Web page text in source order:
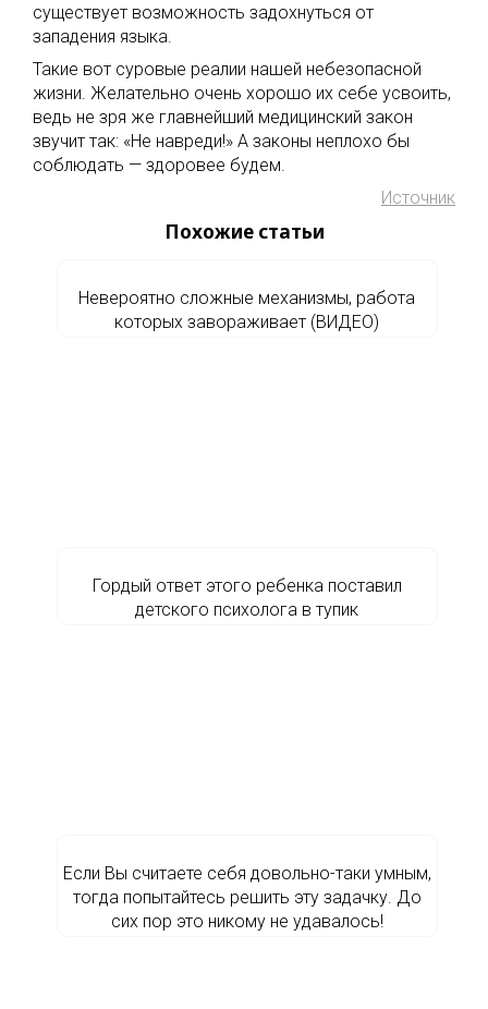
существует возможность задохнуться от
западения языка.
Такие вот суровые реалии нашей небезопасной
жизни. Желательно очень хорошо их себе усвоить,
ведь не зря же главнейший медицинский закон
звучит так: «Не навреди!» А законы неплохо бы
соблюдать — здоровее будем.
Источник
Похожие статьи
Невероятно сложные механизмы, работа
которых завораживает (ВИДЕО)
Гордый ответ этого ребенка поставил
детского психолога в тупик
Если Вы считаете себя довольно-таки умным,
тогда попытайтесь решить эту задачку. До
сих пор это никому не удавалось!